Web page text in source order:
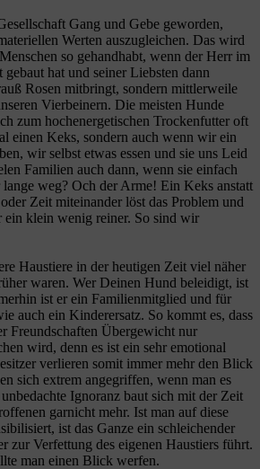
Gang und Gebe geworden,
Werten auszugleichen. Das wird
so gehandhabt, wenn der Herr im
hat und seiner Liebsten dann
Rosen mitbringt, sondern mittlerweile
Vierbeinern. Die meisten Hunde
zum hochenergetischen Trockenfutter oft
einen Keks, sondern auch wenn wir ein
wir selbst etwas essen und sie uns Leid
Familien auch dann, wenn sie einfach
weg? Och der Arme! Ein Keks anstatt
Zeit miteinander löst das Problem und
ein klein wenig reiner. So sind wir
Haustiere in der heutigen Zeit viel näher
waren. Wer Deinen Hund beleidigt, ist
ist er ein Familienmitglied und für
auch ein Kinderersatz. So kommt es, dass
Freundschaften Übergewicht nur
wird, denn es ist ein sehr emotional
verlieren somit immer mehr den Blick
sich extrem angegriffen, wenn man es
Ignoranz baut sich mit der Zeit
garnicht mehr. Ist man auf diese
ist das Ganze ein schleichender
zur Verfettung des eigenen Haustiers führt.
man einen Blick werfen.